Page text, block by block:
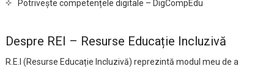
Potrivește competențele digitale – DigCompEdu
Despre REI – Resurse Educație Incluzivă
R.E.I (Resurse Educație Incluzivă) reprezintă modul meu de a